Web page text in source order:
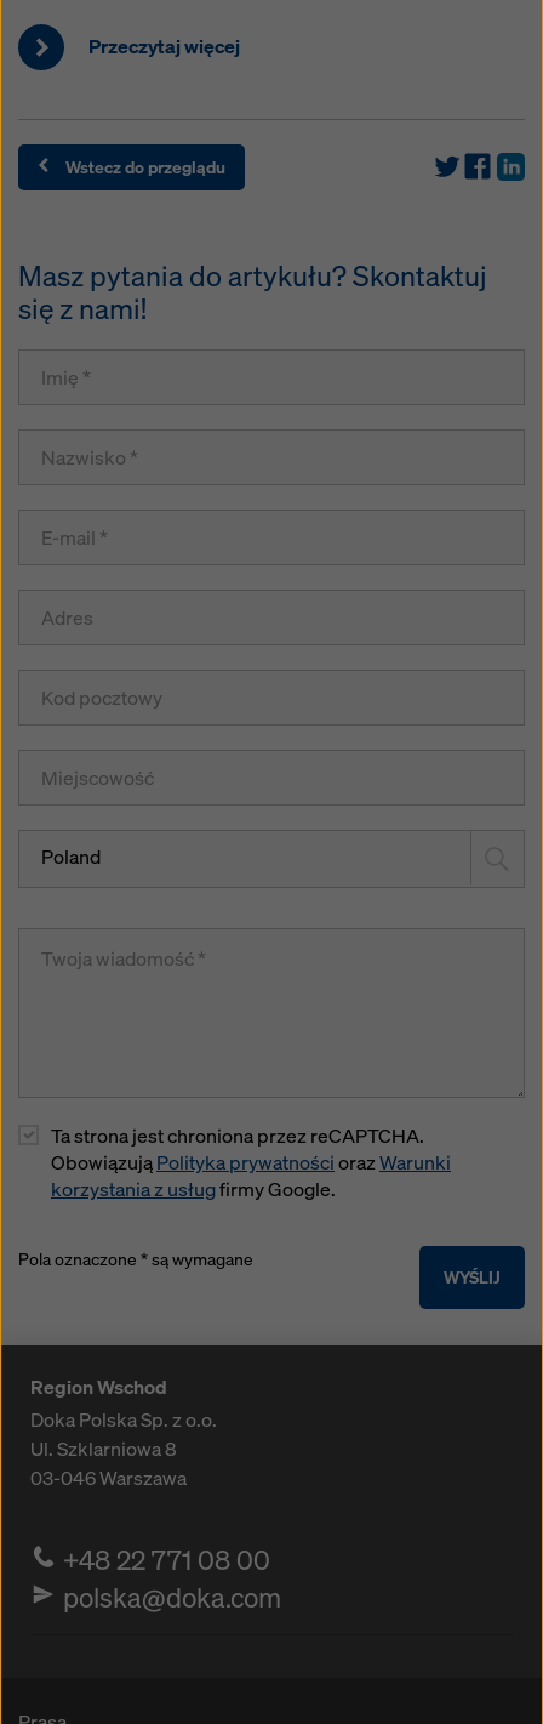
Przeczytaj więcej
Wstecz do przeglądu
Masz pytania do artykułu? Skontaktuj
się z nami!
Poland
Ta strona jest chroniona przez reCAPTCHA.
ObowiązująPolityka prywatnościorazWarunki
korzystania z usługfirmy Google.
WYŚLIJ
Pola oznaczone * są wymagane
Region Wschod
Doka Polska Sp. z o.o.
Ul. Szklarniowa 8
03-046Warszawa
+48 22 771 08 00
polska@doka.com